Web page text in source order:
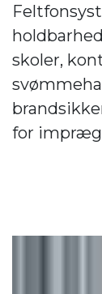
skoler,
for